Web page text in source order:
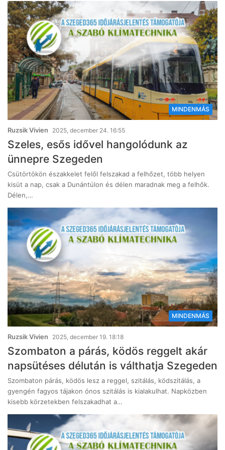
MINDENMÁS
Ruzsik Vivien 2025, december 24. 16:55
Szeles, esős idővel hangolódunk az
ünnepre Szegeden
Csütörtökön északkelet felől felszakad a felhőzet, több helyen
kisüt a nap, csak a Dunántúlon és délen maradnak meg a felhők.
Délen,…
MINDENMÁS
Ruzsik Vivien 2025, december 19. 18:18
Szombaton a párás, ködös reggelt akár
napsütéses délután is válthatja Szegeden
Szombaton párás, ködös lesz a reggel, szitálás, ködszitálás, a
gyengén fagyos tájakon ónos szitálás is kialakulhat. Napközben
kisebb körzetekben felszakadhat a…